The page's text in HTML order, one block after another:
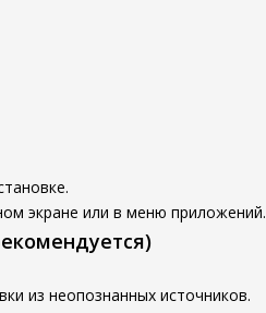
экране или в меню приложений.
из неопознанных источников.